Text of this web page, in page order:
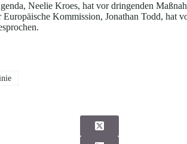
Neelie Kroes, hat vor dringenden
Europäische Kommission, Jonathan Todd, hat